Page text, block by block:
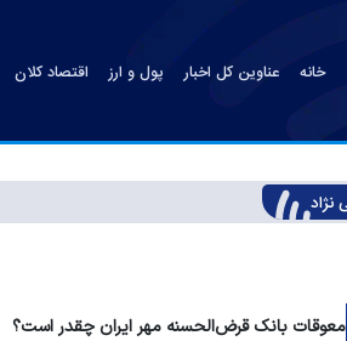
خانه عناوین کل اخبار پول و ارز اقتصاد کلان
معوقات بانک قرض‌الحسنه مهر ایران چقدر است؟